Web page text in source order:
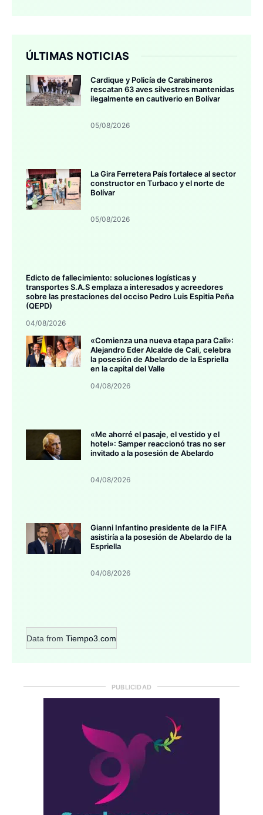
ÚLTIMAS NOTICIAS
Cardique y Policía de Carabineros
rescatan 63 aves silvestres mantenidas
ilegalmente en cautiverio en Bolívar
05/08/2026
La Gira Ferretera País fortalece al sector
constructor en Turbaco y el norte de
Bolívar
05/08/2026
Edicto de fallecimiento: soluciones logísticas y
transportes S.A.S emplaza a interesados y acreedores
sobre las prestaciones del occiso Pedro Luis Espitia Peña
(QEPD)
04/08/2026
«Comienza una nueva etapa para Cali»:
Alejandro Eder Alcalde de Cali, celebra
la posesión de Abelardo de la Espriella
en la capital del Valle
04/08/2026
«Me ahorré el pasaje, el vestido y el
hotel»: Samper reaccionó tras no ser
invitado a la posesión de Abelardo
04/08/2026
Gianni Infantino presidente de la FIFA
asistiría a la posesión de Abelardo de la
Espriella
04/08/2026
Data from Tiempo3.com
PUBLICIDAD